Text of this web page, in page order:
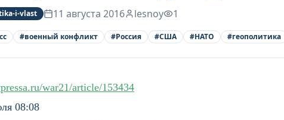
i-vlast 11 августа 2016 lesnoy 1
#военный конфликт #Россия #США #НАТО #геополитика
war21/article/153434
08:08